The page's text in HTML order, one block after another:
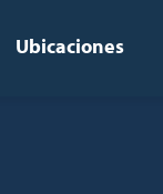
Ubicaciones